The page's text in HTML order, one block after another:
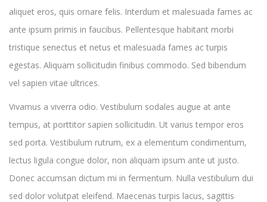
aliquet eros, quis ornare felis. Interdum et malesuada fames ac
ante ipsum primis in faucibus. Pellentesque habitant morbi
tristique senectus et netus et malesuada fames ac turpis
egestas. Aliquam sollicitudin finibus commodo. Sed bibendum
vel sapien vitae ultrices.
Vivamus a viverra odio. Vestibulum sodales augue at ante
tempus, at porttitor sapien sollicitudin. Ut varius tempor eros
sed porta. Vestibulum rutrum, ex a elementum condimentum,
lectus ligula congue dolor, non aliquam ipsum ante ut justo.
Donec accumsan dictum mi in fermentum. Nulla vestibulum dui
sed dolor volutpat eleifend. Maecenas turpis lacus, sagittis